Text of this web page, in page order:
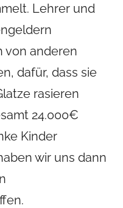
Lehrer und
von anderen
dafür, dass sie
rasieren
24.000€
Kinder
wir uns dann